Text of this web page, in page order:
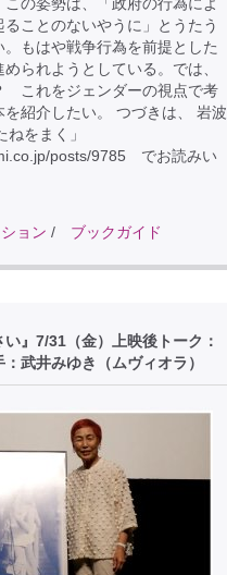
ことのないやうに」とうたう
もはや戦争行為を前提とした
られようとしている。では、
これをジェンダーの視点で考
紹介したい。 つづきは、 岩波
をまく」
posts/9785 でお読みい
ョン / ブックガイド
』7/31（金）上映後トーク：
武井みゆき（ムヴィオラ）